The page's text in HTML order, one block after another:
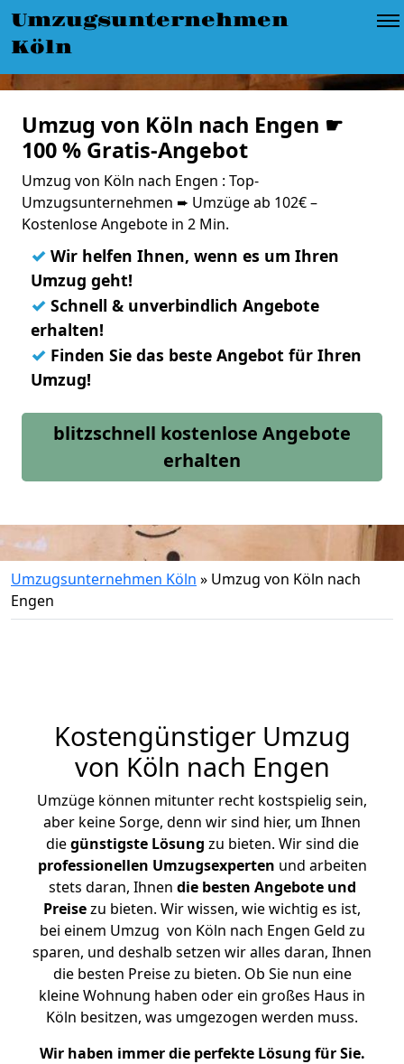
Umzugsunternehmen
Köln
Umzug von Köln nach Engen ☛
100 % Gratis-Angebot
Umzug von Köln nach Engen : Top-
Umzugsunternehmen ➨ Umzüge ab 102€ –
Kostenlose Angebote in 2 Min.
✓ Wir helfen Ihnen, wenn es um Ihren
Umzug geht!
✓ Schnell & unverbindlich Angebote
erhalten!
✓ Finden Sie das beste Angebot für Ihren
Umzug!
blitzschnell kostenlose Angebote
erhalten
Umzugsunternehmen Köln » Umzug von Köln nach
Engen
Kostengünstiger Umzug
von Köln nach Engen
Umzüge können mitunter recht kostspielig sein,
aber keine Sorge, denn wir sind hier, um Ihnen
diegünstigste Lösung zu bieten. Wir sind die
professionellen Umzugsexperten und arbeiten
stets daran, Ihnen die besten Angebote und
Preisezu bieten. Wir wissen, wie wichtig es ist,
bei einem Umzug von Köln nach Engen Geld zu
sparen, und deshalb setzen wir alles daran, Ihnen
die besten Preise zu bieten. Ob Sie nun eine
kleine Wohnung haben oder ein großes Haus in
Köln besitzen, was umgezogen werden muss.
Wir haben immer die perfekte Lösung für Sie.